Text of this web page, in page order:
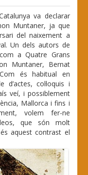
va declarar
Muntaner, ja que
del naixement a
Un dels autors de
a Quatre Grans
Muntaner, Bernat
és habitual en
d’actes, col·loquis i
veí, i possiblement
Mallorca i fins i
volem fer-ne
que són molt
aquest contrast el